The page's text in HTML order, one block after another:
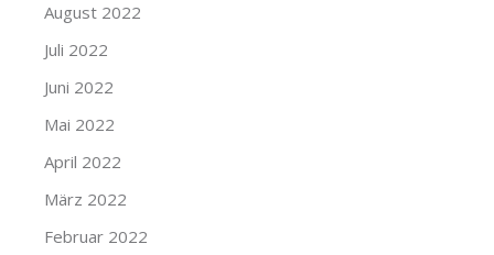
August 2022
Juli 2022
Juni 2022
Mai 2022
April 2022
März 2022
Februar 2022